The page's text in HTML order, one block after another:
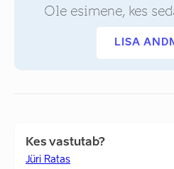
Ole esimene, kes
LISA
Kes vastutab?
Jüri Ratas